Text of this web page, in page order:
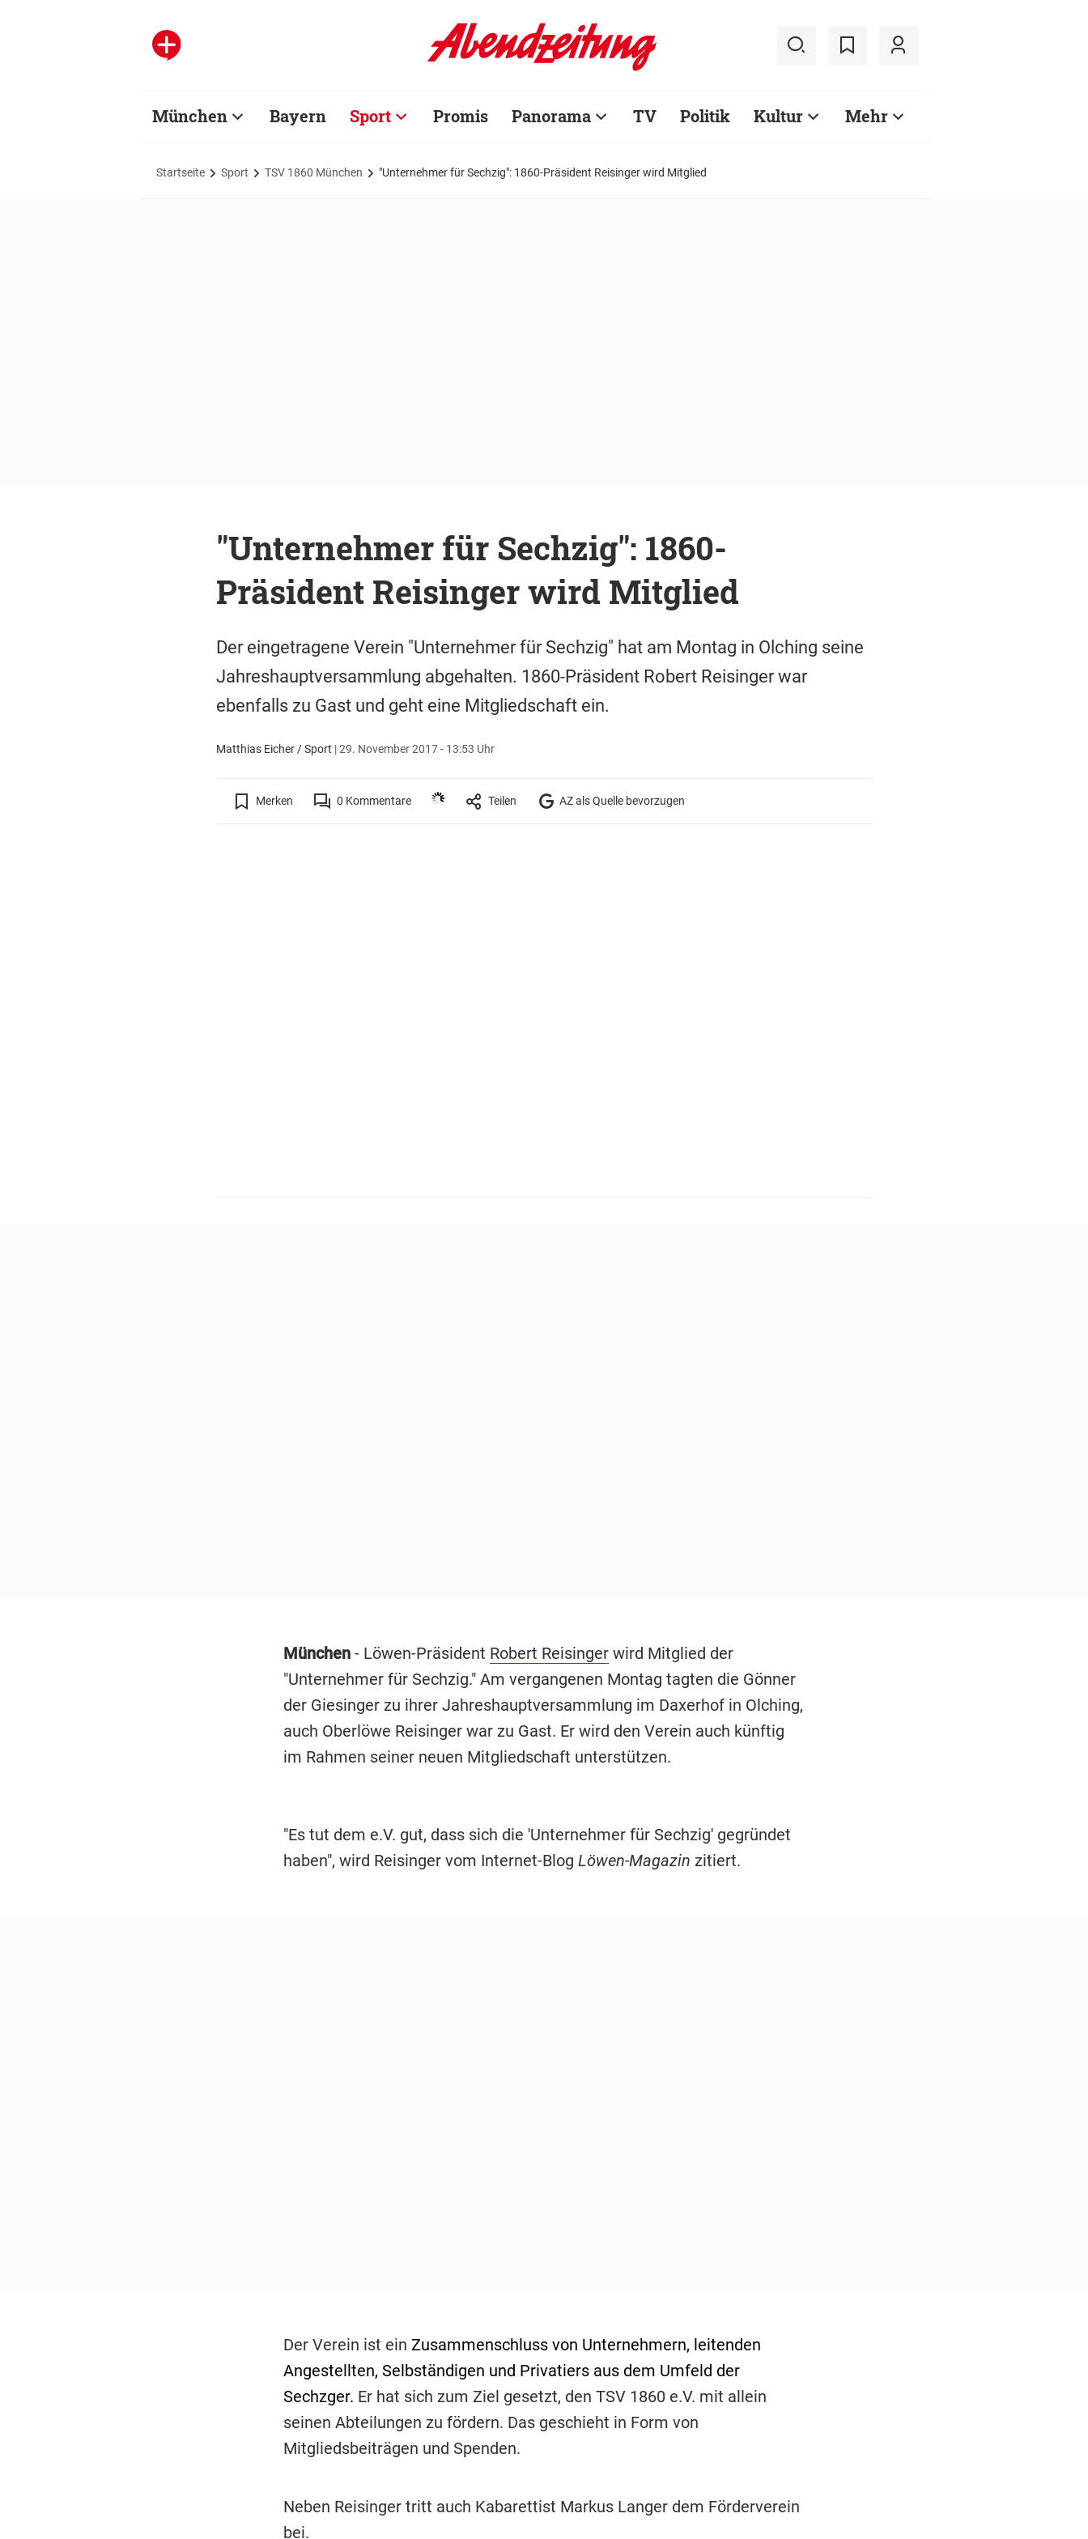
München Bayern Sport Promis Panorama TV Politik Kultur Mehr
Startseite Sport TSV 1860 München "Unternehmer für Sechzig": 1860-Präsident Reisinger wird Mitglied
"Unternehmer für Sechzig": 1860-
Präsident Reisinger wird Mitglied
Der eingetragene Verein "Unternehmer für Sechzig" hat am Montag in Olching seine
Jahreshauptversammlung abgehalten. 1860-Präsident Robert Reisinger war
ebenfalls zu Gast und geht eine Mitgliedschaft ein.
Matthias Eicher / Sport |29. November 2017 - 13:53 Uhr
Merken 0 Kommentare Teilen AZ als Quelle bevorzugen
München- Löwen-Präsident Robert Reisingerwird Mitglied der
"Unternehmer für Sechzig." Am vergangenen Montag tagten die Gönner
der Giesinger zu ihrer Jahreshauptversammlung im Daxerhof in Olching,
auch Oberlöwe Reisinger war zu Gast. Er wird den Verein auch künftig
im Rahmen seiner neuen Mitgliedschaft unterstützen.
"Es tut dem e.V. gut, dass sich die 'Unternehmer für Sechzig' gegründet
haben", wird Reisinger vom Internet-Blog Löwen-Magazin zitiert.
Der Verein ist ein Zusammenschluss von Unternehmern, leitenden
Angestellten, Selbständigen und Privatiers aus dem Umfeld der
Sechzger. Er hat sich zum Ziel gesetzt, den TSV 1860 e.V. mit allein
seinen Abteilungen zu fördern. Das geschieht in Form von
Mitgliedsbeiträgen und Spenden.
Neben Reisinger tritt auch Kabarettist Markus Langer dem Förderverein
bei.